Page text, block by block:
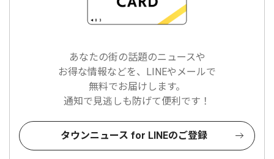
あなたの街の話題のニュースや
お得な情報などを、LINEやメールで
無料でお届けします。
通知で見逃しも防げて便利です！
タウンニュース for LINEのご登録